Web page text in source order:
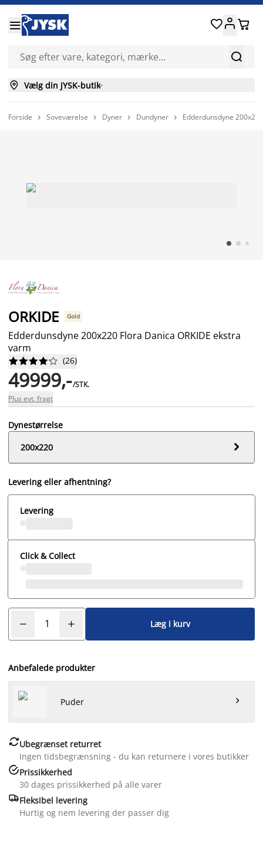


 
 Vælg din JYSK-butik
Forside  Soveværelse  Dyner  Dundyner  Edderdunsdyne
ORKIDE Gold
Edderdunsdyne 200x220 Flora Danica ORKIDE ekstra
varm





 (26)
49999,-/STK.
Plus evt. fragt
Dynestørrelse
200x220

Levering eller afhentning?
Levering
Click & Collect
Læg i kurv
Anbefalede produkter
Puder 
Ubegrænset returret
Ingen tidsbegrænsning - du kan returnere i vores butikker
Prissikkerhed
30 dages prissikkerhed på alle varer
Fleksibel levering
Hurtig og nem levering der passer dig